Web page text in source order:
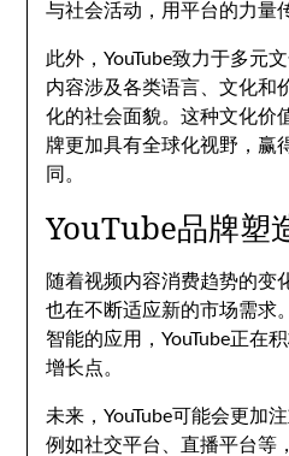
与社会活动，用平台的力量
此外，YouTube致力于多元
内容涉及各类语言、文化和
化的社会面貌。这种文化价
牌更加具有全球化视野，赢
同。
YouTube品牌塑
随着视频内容消费趋势的变
也在不断适应新的市场需求
智能的应用，YouTube正在
增长点。
未来，YouTube可能会更加
例如社交平台、直播平台等